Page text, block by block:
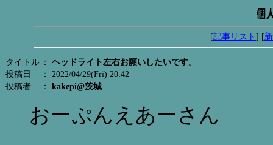
[記事リスト ] [
タイトル ： ヘッドライト左右お願いしたいです。
投稿日
： 2022/04/29(Fri) 20:42
投稿者
： kakepi@茨城
おーぷんえあーさん